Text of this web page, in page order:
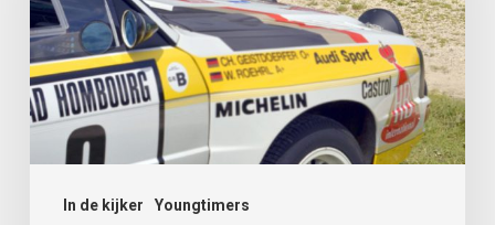
In de kijker Youngtimers